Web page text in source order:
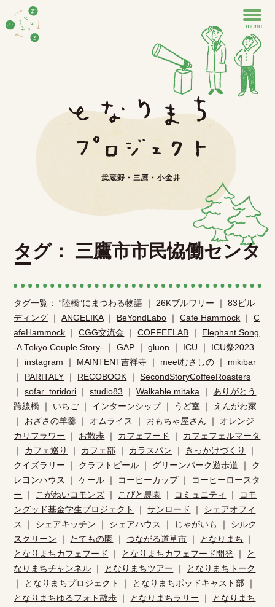
menu
タグ： 三鷹市市民恊働センタ
ー
タグ一覧：“陸橋”にまつわる物語 ｜ 26Kブルワリー ｜83ビル
ディング ｜ANGELIKA｜ BeYondLabo ｜Cafe Hammock ｜C
afeHammock ｜CGG交流会 ｜COFFEELAB ｜ Elephant Song
-A Tokyo Couple Story- ｜GAP ｜gluon ｜ ICU ｜ ICU祭2023
｜ instagram ｜ MAINTENT吉祥寺 ｜ meetむさしの ｜ mikibar
｜ PARITALY ｜ RECOBOOK ｜SecondStoryCoffeeRoasters
｜sofar_toridori ｜studio83 ｜Walkable mitaka ｜ ありがとう
跨線橋 ｜ いちご ｜ インターンシップ｜ うど室 ｜
えんがわ家
｜ おざさの羊羹 ｜ オムライス ｜ おもちゃ屋さん ｜ オレンジ
カリフラワー ｜ お散歩 ｜ カフェフード ｜ カフェフェルマータ
｜ カフェ巡り ｜ カフェ部 ｜ カラスパン ｜ きっかけづくり
｜
クイズラリー ｜ クラフトビール ｜ グリーンパーク遊歩道 ｜ ク
レヨンハウス
｜ケール ｜ コーヒーカップ｜
コーヒーロースタ
ー ｜ こがねいコモンズ ｜ こびと農園 ｜ コミュニティ ｜
コモ
ングッド基金学生プロジェクト
｜サンロード ｜ シェアオフィ
ス
｜ シェアキッチン ｜ シェアハウス ｜ じゃがいも ｜ シルク
スクリーン ｜ たてもの園 ｜つながる道草市 ｜ となりまち ｜
となりまちカフェフード
｜ となりまちカフェフード開発 ｜
と
なりまちチャンネル ｜ となりまちツアー ｜
となりまちトーク
｜
となりまちプロジェクト ｜ となりまちポッドキャスト部 ｜
となりまちゆるフォト散歩 ｜ となりまちラリー ｜
となりまち